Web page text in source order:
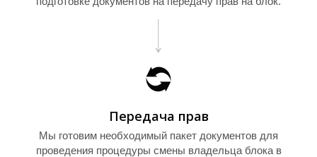
Передача прав
Мы готовим необходимый пакет документов для
проведения процедуры смены владельца блока в